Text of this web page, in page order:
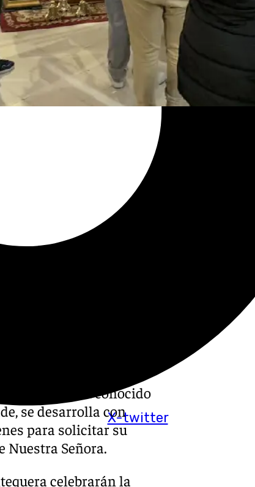
X-twitter
la luz, también conocido
se desarrolla con
para solicitar su
Nuestra Señora.
celebrarán la